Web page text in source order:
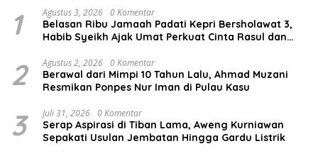
1 Agustus 3, 2026 0 Komentar
Belasan Ribu Jamaah Padati Kepri Bersholawat 3,
Habib Syeikh Ajak Umat Perkuat Cinta Rasul dan
2 Agustus 2, 2026 0 Komentar
Berawal dari Mimpi 10 Tahun Lalu, Ahmad Muzani
Resmikan Ponpes Nur Iman di Pulau Kasu
3 Juli 31, 2026 0 Komentar
Serap Aspirasi di Tiban Lama, Aweng Kurniawan
Sepakati Usulan Jembatan Hingga Gardu Listrik